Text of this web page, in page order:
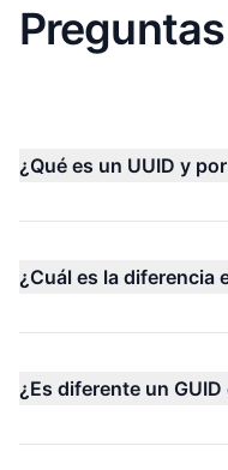
¿Qué es un UUID y
¿Cuál es la diferencia
¿Es diferente un GUID